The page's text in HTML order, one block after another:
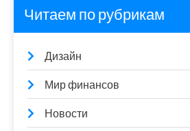
Читаем по рубрикам
Дизайн
Мир финансов
Новости